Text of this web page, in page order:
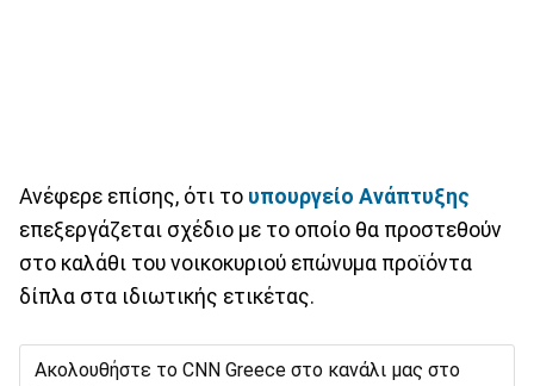
Ανέφερε επίσης, ότι το υπουργείο Ανάπτυξης
επεξεργάζεται σχέδιο με το οποίο θα προστεθούν
στο καλάθι του νοικοκυριού επώνυμα προϊόντα
δίπλα στα ιδιωτικής ετικέτας.
Ακολουθήστε το CNN Greece στο κανάλι μας στο